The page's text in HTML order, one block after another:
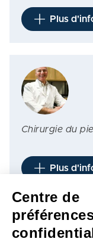
Plus
Chirurgie du
Plus
1 3
Centre de